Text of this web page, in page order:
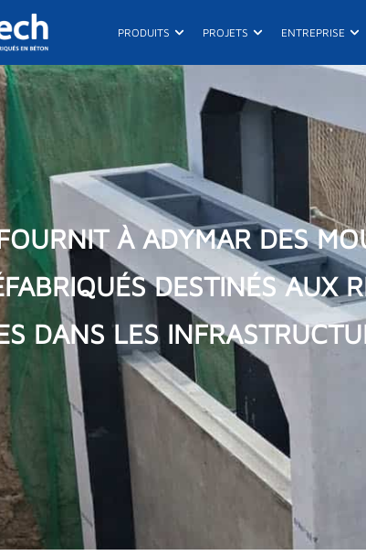
PRODUITS Ouvrir Produits
PROJETS Ouvrir Projets
ENTREPRISE
À ADYMAR DES
DESTINÉS AUX
DANS LES